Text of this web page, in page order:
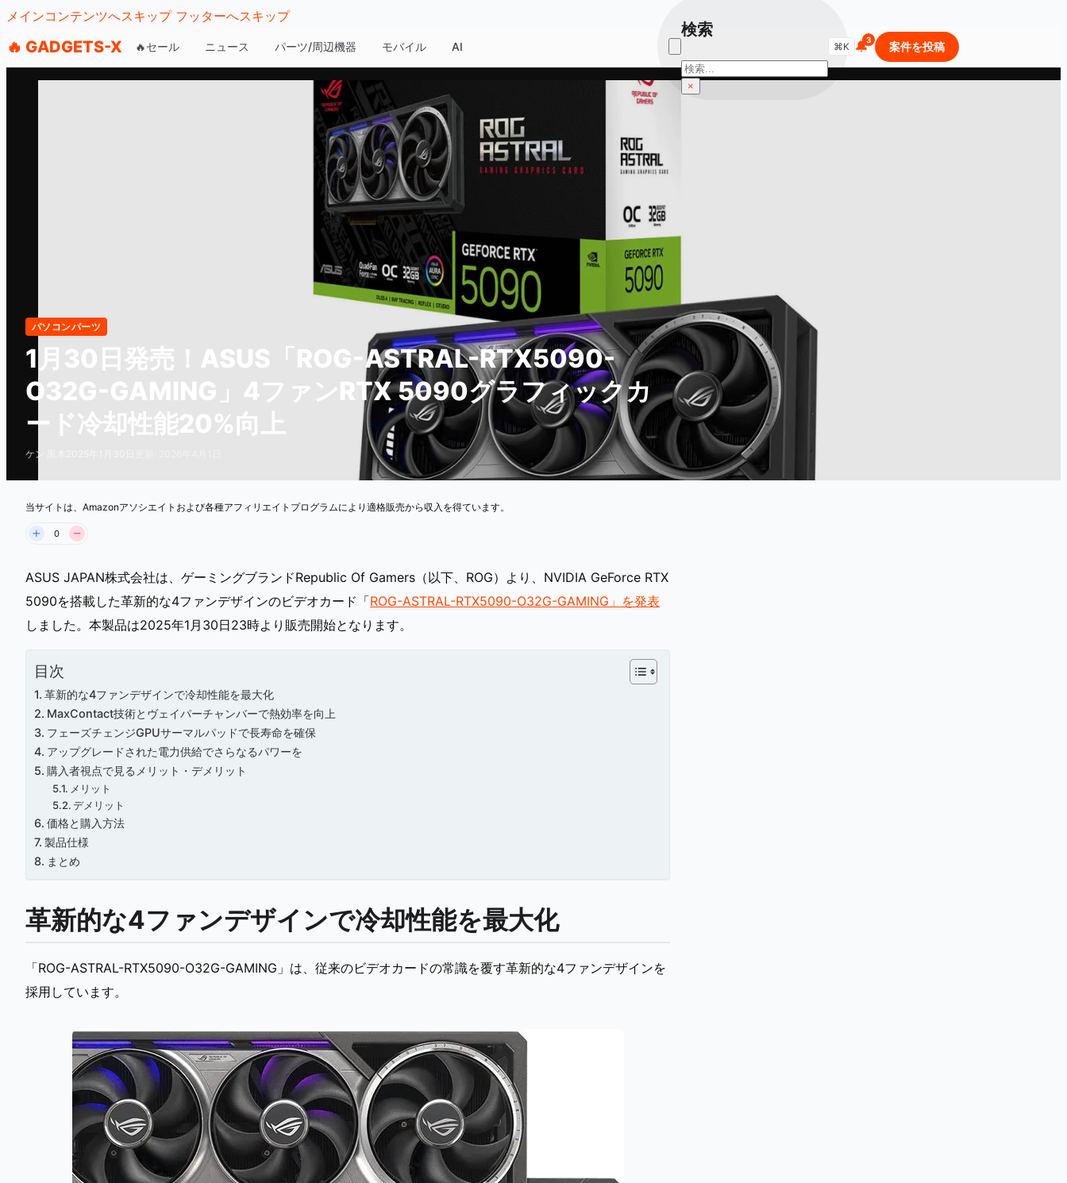
メインコンテンツへスキップ フッターへスキップ
🔥 GADGETS-X 🔥セール ニュース パーツ/周辺機器 モバイル AI
検索
検
索×
商品・セールを検索...
⌘K 🔔 案件を投稿
ASUS ROG-ASTRAL-RTX5090-O32G-GAMING
パソコンパーツ
1月30日発売！ASUS「ROG-ASTRAL-RTX5090-
O32G-GAMING」4ファンRTX 5090グラフィックカ
ード冷却性能20%向上
ケン 黒木
当サイトは、Amazonアソシエイトおよび各種アフィリエイトプログラムにより適格販売から収入を得ています。
0
ASUS JAPAN株式会社は、ゲーミングブランドRepublic Of Gamers（以下、ROG）より、NVIDIA GeForce RTX
5090を搭載した革新的な4ファンデザインのビデオカード「ROG-ASTRAL-RTX5090-O32G-GAMING」を発表
しました。本製品は2025年1月30日23時より販売開始となります。
目次
革新的な4ファンデザインで冷却性能を最大化
MaxContact技術とヴェイパーチャンバーで熱効率を向上
フェーズチェンジGPUサーマルパッドで長寿命を確保
アップグレードされた電力供給でさらなるパワーを
購入者視点で見るメリット・デメリット
メリット
デメリット
価格と購入方法
製品仕様
まとめ
革新的な4ファンデザインで冷却性能を最大化
「ROG-ASTRAL-RTX5090-O32G-GAMING」は、従来のビデオカードの常識を覆す革新的な4ファンデザインを
採用しています。